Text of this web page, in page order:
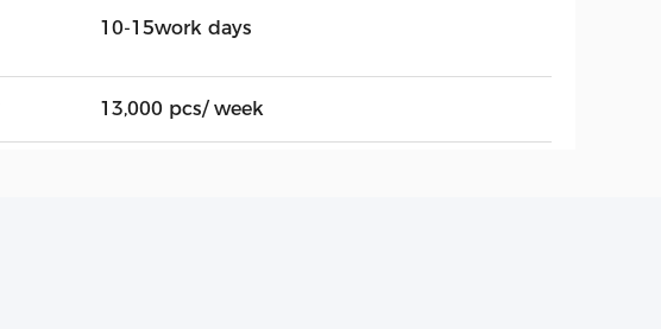
10-15work days
13,000 pcs/ week